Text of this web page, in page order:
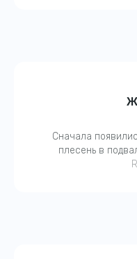
Сначала
плесень в
обработку. Через